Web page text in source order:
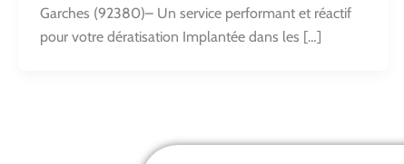
Garches (92380)– Un service performant et réactif
pour votre dératisation Implantée dans les […]